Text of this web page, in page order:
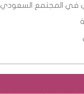
في المجتمع السعودي